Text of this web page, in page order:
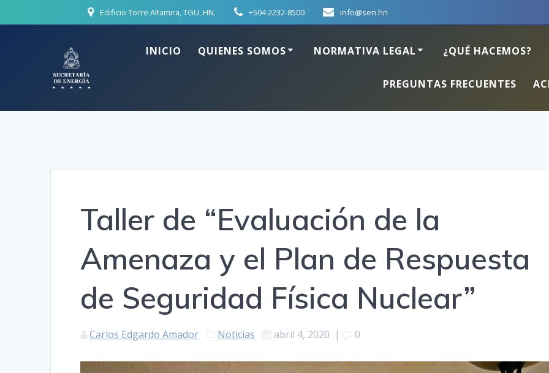
to
Edificio Torre Altamira, TGU, HN. +504 2232-8500 info@sen.hn
INICIO QUIENES SOMOS NORMATIVA LEGAL ¿QUÉ HACEMOS?
PREGUNTAS FRECUENTES
Taller de “Evaluación de la
Amenaza y el Plan de Respuesta
de Seguridad Física Nuclear”
Carlos Edgardo Amador Noticias abril 4, 2020 | 0